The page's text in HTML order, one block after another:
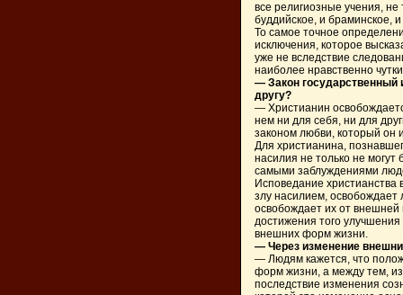
все религиозные учения, не
буддийское, и браминское,
То самое точное
исключения, которое
уже не вследствие
наиболее нравственно
— Закон государственный
другу?
— Христианин
нем ни для себя, ни для
законом любви, который он
Для христианина,
насилия не только не
самыми заблуждениями
Исповедание
злу насилием, освобождает
освобождает их от внешней
достижения того
внешних форм жизни.
— Через изменение
— Людям кажется, что
форм жизни, а между тем,
последствие изменения